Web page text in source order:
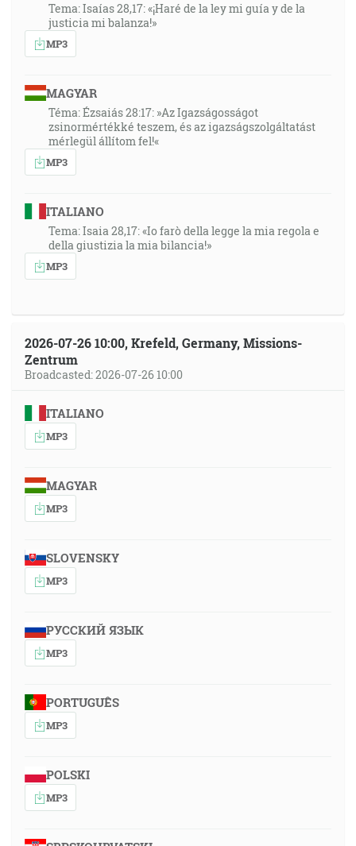
Tema: Isaías 28,17: «¡Haré de la ley mi guía y de la
justicia mi balanza!»
MP3
MAGYAR
Téma: Ézsaiás 28:17: »Az Igazságosságot
zsinormértékké teszem, és az igazságszolgáltatást
mérlegül állítom fel!«
MP3
ITALIANO
Tema: Isaia 28,17: «Io farò della legge la mia regola e
della giustizia la mia bilancia!»
MP3
2026-07-26 10:00, Krefeld, Germany, Missions-
Zentrum
Broadcasted: 2026-07-26 10:00
ITALIANO
MP3
MAGYAR
MP3
SLOVENSKY
MP3
РУССКИЙ ЯЗЫК
MP3
PORTUGUÊS
MP3
POLSKI
MP3